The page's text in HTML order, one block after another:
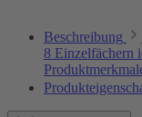
Beschreibung
8 Einzelfächern